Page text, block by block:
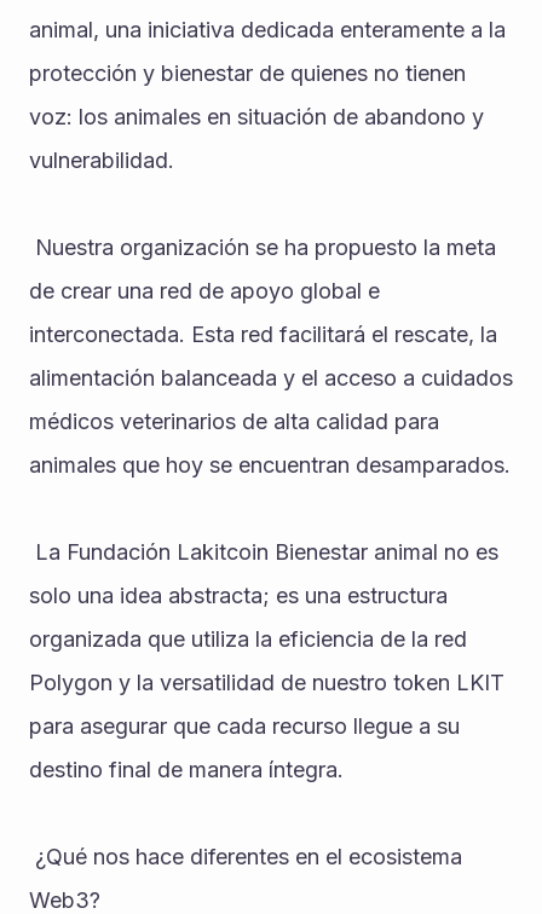
animal, una iniciativa dedicada enteramente a la
protección y bienestar de quienes no tienen
voz: los animales en situación de abandono y
vulnerabilidad. ‎
de crear una red de apoyo global e
interconectada. Esta red facilitará el rescate, la
alimentación balanceada y el acceso a cuidados
médicos veterinarios de alta calidad para
animales que hoy se encuentran desamparados.
solo una idea abstracta; es una estructura
organizada que utiliza la eficiencia de la red
Polygon y la versatilidad de nuestro token LKIT
para asegurar que cada recurso llegue a su
destino final de manera íntegra. ‎
Web3?